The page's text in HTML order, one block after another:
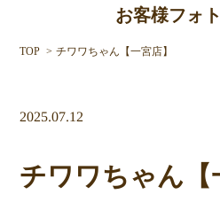
お客様フォト
TOP チワワちゃん【一宮店】
2025.07.12
チワワちゃん【